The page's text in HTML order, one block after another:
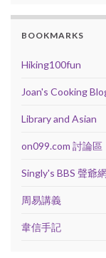
BOOKMARKS
Hiking100fun
Joan's Cooking
Library and Asian
on099.com 討論區
Singly's BBS 聲爺
周易講義
韋信手記